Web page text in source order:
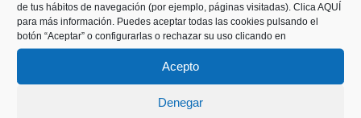
de tus hábitos de navegación (por ejemplo, páginas visitadas). Clica AQUÍ
para más información. Puedes aceptar todas las cookies pulsando el
botón “Aceptar” o configurarlas o rechazar su uso clicando en
Acepto
Denegar
Matxet o Manuel Olaizola.
La publicación se editó durante casi 40 años, salvo
en el periodo que transcurre de 1935 a 1942, y tuvo
una tercera reedición en 1992, aunque su duración